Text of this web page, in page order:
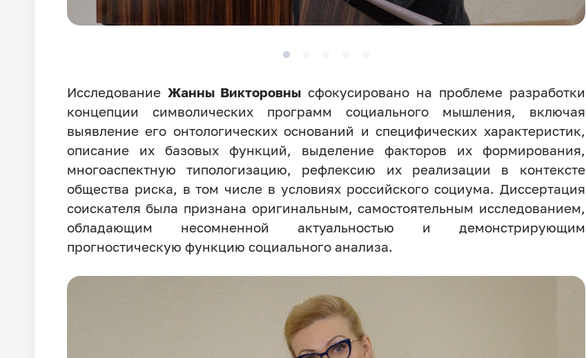
Исследование Жанны Викторовны сфокусировано на проблеме разработки
концепции символических программ социального мышления, включая
выявление его онтологических оснований и специфических характеристик,
описание их базовых функций, выделение факторов их формирования,
многоаспектную типологизацию, рефлексию их реализации в контексте
общества риска, в том числе в условиях российского социума. Диссертация
соискателя была признана оригинальным, самостоятельным исследованием,
обладающим несомненной актуальностью и демонстрирующим
прогностическую функцию социального анализа.